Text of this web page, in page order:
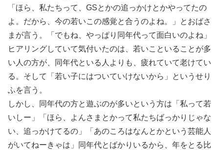
「ほら、私たちって、GSとかの追っかけとかやってたの
よ。だから、今の若いこの感覚と合うのよね。」とおばさ
まが言う。「でもね、やっぱり同年代って面白いのよね」
ヒアリングしていて気付いたのは、若いこといることが多
い人の方が、同年代といる人よりも、疲れていて老けてい
る。そして「若い子にはついていけないから」というせり
ふを言う。
しかし、同年代の方と遊ぶのが多いという方は「私って若
いしー」「ほら、よんさまとかって私たちばっかりじゃな
い、追っかけてるの」「あのころはなんとかという芸能人
がいてねーきゃは」同年代とばかりいるから、年をとる比